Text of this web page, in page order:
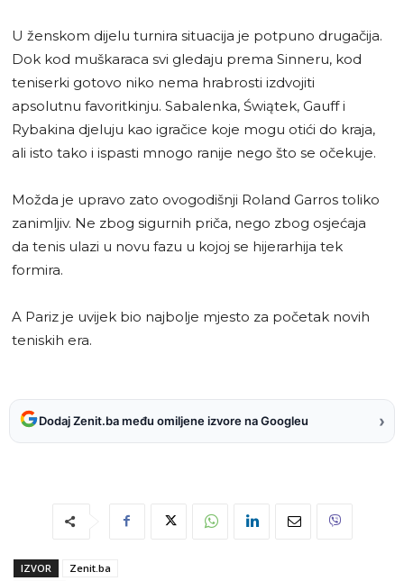
U ženskom dijelu turnira situacija je potpuno drugačija.
Dok kod muškaraca svi gledaju prema Sinneru, kod
teniserki gotovo niko nema hrabrosti izdvojiti
apsolutnu favoritkinju. Sabalenka, Świątek, Gauff i
Rybakina djeluju kao igračice koje mogu otići do kraja,
ali isto tako i ispasti mnogo ranije nego što se očekuje.
Možda je upravo zato ovogodišnji Roland Garros toliko
zanimljiv. Ne zbog sigurnih priča, nego zbog osjećaja
da tenis ulazi u novu fazu u kojoj se hijerarhija tek
formira.
A Pariz je uvijek bio najbolje mjesto za početak novih
teniskih era.
Dodaj Zenit.ba među omiljene izvore na Googleu ›
IZVOR
Zenit.ba